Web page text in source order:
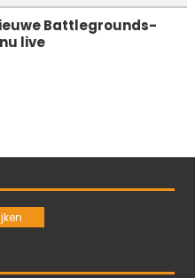
Battlegrounds-
live